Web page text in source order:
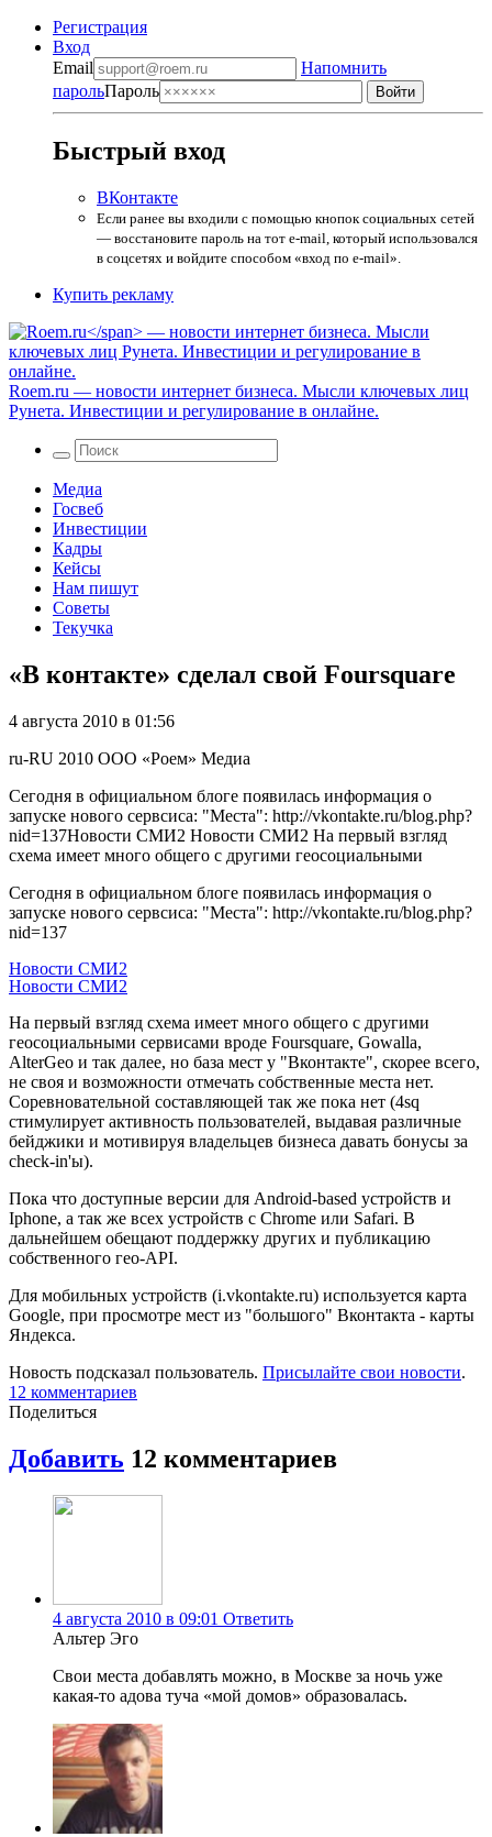
Регистрация
Вход
Email
Напомнить
парольПароль
Быстрый вход
ВКонтакте
Если ранее вы входили с помощью кнопок социальных сетей
— восстановите пароль на тот e-mail, который использовался
в соцсетях и войдите способом «вход по e-mail».
Купить рекламу
Roem.ru — новости интернет бизнеса. Мысли ключевых лиц
Рунета. Инвестиции и регулирование в онлайне.
Медиа
Госвеб
Инвестиции
Кадры
Кейсы
Нам пишут
Советы
Текучка
«В контакте» сделал свой Foursquare
4 августа 2010 в 01:56
ru-RU 2010 ООО «Роем» Медиа
Сегодня в официальном блоге появилась информация о
запуске нового сервсиса: "Места": http://vkontakte.ru/blog.php?
nid=137Новости СМИ2 Новости СМИ2 На первый взгляд
схема имеет много общего с другими геосоциальными
Сегодня в официальном блоге появилась информация о
запуске нового сервсиса: "Места": http://vkontakte.ru/blog.php?
nid=137
Новости СМИ2
Новости СМИ2
На первый взгляд схема имеет много общего с другими
геосоциальными сервисами вроде Foursquare, Gowalla,
AlterGeo и так далее, но база мест у "Вконтакте", скорее всего,
не своя и возможности отмечать собственные места нет.
Соревновательной составляющей так же пока нет (4sq
стимулирует активность пользователей, выдавая различные
бейджики и мотивируя владельцев бизнеса давать бонусы за
check-in'ы).
Пока что доступные версии для Android-based устройств и
Iphone, а так же всех устройств с Chrome или Safari. В
дальнейшем обещают поддержку других и публикацию
собственного гео-API.
Для мобильных устройств (i.vkontakte.ru) используется карта
Google, при просмотре мест из "большого" Вконтакта - карты
Яндекса.
Новость подсказал пользователь. Присылайте свои новости.
12 комментариев
Поделиться
Добавить 12 комментариев
4 августа 2010 в 09:01 Ответить
Альтер Эго
Свои места добавлять можно, в Москве за ночь уже
какая-то адова туча «мой домов» образовалась.